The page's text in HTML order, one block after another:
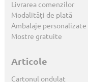
Livrarea comenzilor
Modalități de plată
Ambalaje personalizate
Mostre gratuite
Articole
Cartonul ondulat